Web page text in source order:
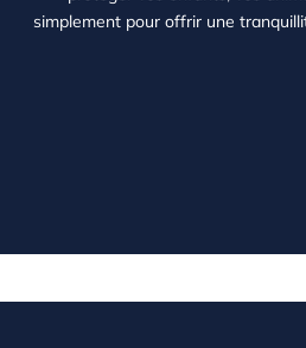
simplement pour offrir une